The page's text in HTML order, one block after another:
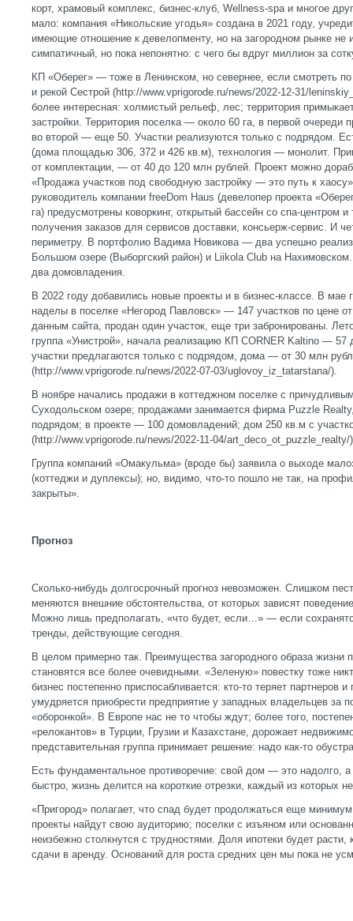
корт, храмовый комплекс, бизнес-клуб, Wellness-spa и многое
мало: компания «Никольские угодья» создана в 2021 году,
имеющие отношение к девелопменту, но на загородном рынке не
симпатичный, но пока непонятно: с чего бы вдруг миллион за
КП «Оберег» — тоже в Ленинском, но севернее, если смотреть
и рекой Сестрой (http://www.vprigorode.ru/news/2022-12-31/
более интересная: холмистый рельеф, лес; территория
застройки. Территория поселка — около 60 га, в первой очереди
во второй — еще 50. Участки реализуются только с подрядом.
(дома площадью 306, 372 и 426 кв.м), технология — монолит.
от комплектации, — от 40 до 120 млн рублей. Проект можно
«Продажа участков под свободную застройку — это путь к
руководитель компании freeDom Haus (девелопер проекта
га) предусмотрены коворкинг, открытый бассейн со спа-центром
получения заказов для сервисов доставки, консьерж-сервис. И
периметру. В портфолио Вадима Новикова — два успешно
Большом озере (Выборгский район) и Liikola Club на
два домовладения.
В 2022 году добавились новые проекты и в бизнес-классе. В
наделы в поселке «Негород Павловск» — 147 участков по цене
данным сайта, продан один участок, еще три забронированы.
группа «Унистрой», начала реализацию КП CORNER Kaltino — 57
участки предлагаются только с подрядом, дома — от 30 млн
(http://www.vprigorode.ru/news/2022-07-03/uglovoy_iz_tatarstana/).
В ноябре начались продажи в коттеджном поселке с
Суходольском озере; продажами занимается фирма Puzzle
подрядом; в проекте — 100 домовладений; дом 250 кв.м с
(http://www.vprigorode.ru/news/2022-11-04/art_deco_ot_puzzle_realty/
Группа компаний «Омакульма» (вроде бы) заявила о выходе
(коттеджи и дуплексы); но, видимо, что-то пошло не так, на
закрыты».
Прогноз
Сколько-нибудь долгосрочный прогноз невозможен. Слишком
меняются внешние обстоятельства, от которых зависят
Можно лишь предполагать, «что будет, если…» — если
тренды, действующие сегодня.
В целом примерно так. Преимущества загородного образа жизни
становятся все более очевидными. «Зеленую» повестку тоже
бизнес постепенно приспосабливается: кто-то теряет партнеров
умудряется приобрести предприятие у западных владельцев за
«оборонкой». В Европе нас не то чтобы ждут; более того,
«релокантов» в Турции, Грузии и Казахстане, дорожает
представительная группа принимает решение: надо как-то
Есть фундаментальное противоречие: свой дом — это надолго,
быстро, жизнь делится на короткие отрезки, каждый из которых
«Пригород» полагает, что спад будет продолжаться еще
проекты найдут свою аудиторию; поселки с изъяном или
неизбежно столкнутся с трудностями. Доля ипотеки будет
сдачи в аренду. Оснований для роста средних цен мы пока не